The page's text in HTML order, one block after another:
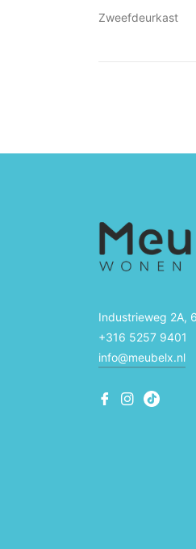
Zweefdeurkast
Industrieweg 2A,
+316 5257 9401
info@meubelx.nl
Fb Ins Ins